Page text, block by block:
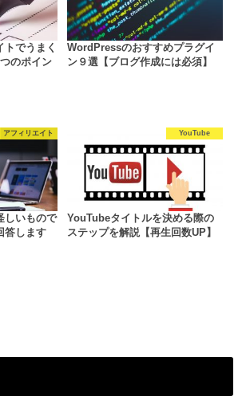
トでうまく
のポイン
WordPressのおすすめプラグイ
ン９選【ブログ作成には必須】
アフィリエイト
しいもので
答します
YouTube
YouTubeタイトルを決める際の
ステップを解説【再生回数UP】